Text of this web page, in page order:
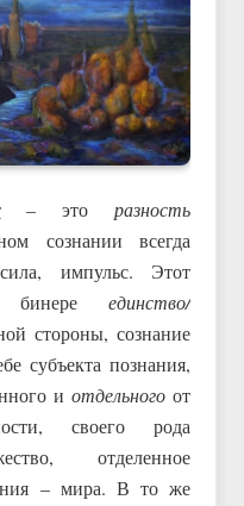
– эторазность
сознании всегда
импульс. Этот
в бинереединство/
стороны, сознание
субъекта познания,
иотдельного от
своего рода
отделенное
– мира. В то же